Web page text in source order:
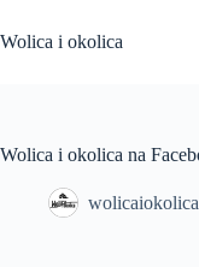
do
treści
Wolica i okolica
Wolica i okolica na
wolicaiokolica